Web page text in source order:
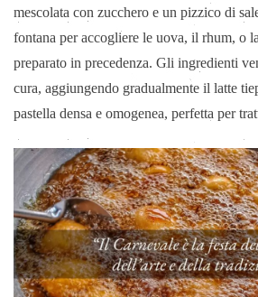
mescolata con zucchero e un pizzico di
fontana per accogliere le uova, il rhum, o
preparato in precedenza. Gli ingredienti
cura, aggiungendo gradualmente il latte
pastella densa e omogenea, perfetta per